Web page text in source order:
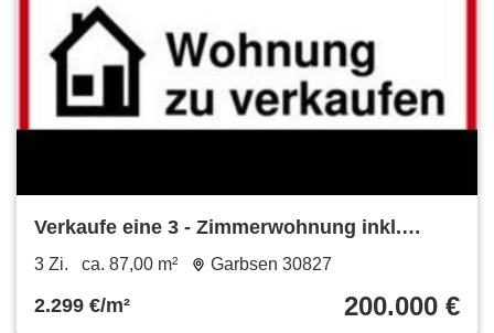
Verkaufe eine 3 - Zimmerwohnung inkl.
Garage
3 Zi. ca. 87,00 m² Garbsen 30827
2.299 €/m² 200.000 €